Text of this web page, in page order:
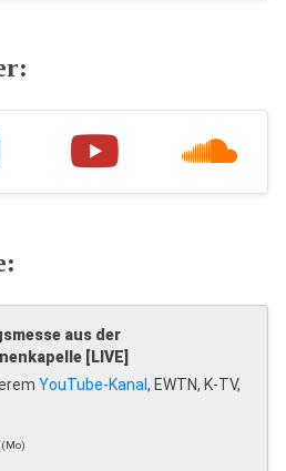
aus der
[LIVE]
YouTube-Kanal , EWTN, K-TV,
(Mo)